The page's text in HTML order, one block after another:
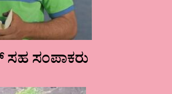
ಸಹ ಸಂಪಾಕರು